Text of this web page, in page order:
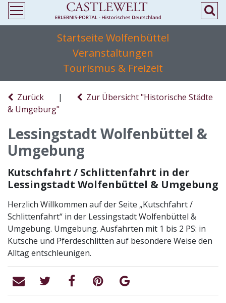
Startseite Wolfenbüttel
Veranstaltungen
Tourismus & Freizeit
Zurück |
Zur Übersicht "Historische Städte
& Umgeburg"
Lessingstadt Wolfenbüttel &
Umgebung
Kutschfahrt / Schlittenfahrt in der
Lessingstadt Wolfenbüttel & Umgebung
Herzlich Willkommen auf der Seite „Kutschfahrt /
Schlittenfahrt“ in der Lessingstadt Wolfenbüttel &
Umgebung. Umgebung. Ausfahrten mit 1 bis 2 PS: in
Kutsche und Pferdeschlitten auf besondere Weise den
Alltag entschleunigen.